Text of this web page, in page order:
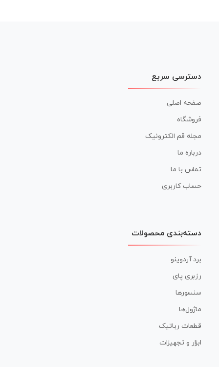
دسترسی سریع
صفحه اصلی
فروشگاه
مجله قم الکترونیک
درباره ما
تماس با ما
حساب کاربری
دسته‌بندی محصولات
برد آردوینو
رزبری پای
سنسورها
ماژول‌ها
قطعات رباتیک
ابزار و تجهیزات